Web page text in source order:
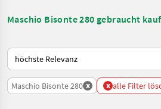
Maschio Bisonte 280 gebraucht
So wird auf Landwirt.com sortiert
Maschio Bisonte 280 x x alle Filter